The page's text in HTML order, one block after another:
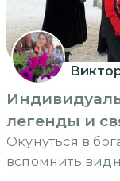
легенды и
Окунуться в
вспомнить